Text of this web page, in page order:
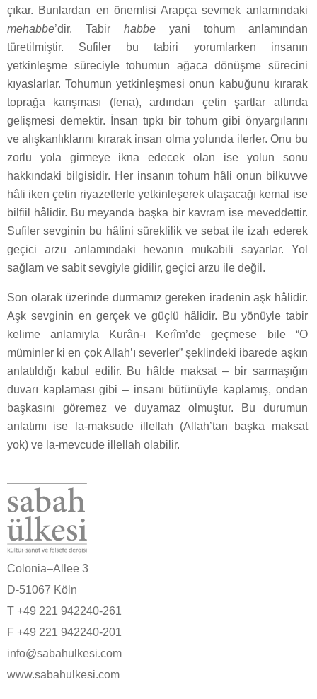
çıkar. Bunlardan en önemlisi Arapça sevmek anlamındaki
mehabbe’dir. Tabir habbeyani tohum anlamından
türetilmiştir. Sufiler bu tabiri yorumlarken insanın
yetkinleşme süreciyle tohumun ağaca dönüşme sürecini
kıyaslarlar. Tohumun yetkinleşmesi onun kabuğunu kırarak
toprağa karışması (fena), ardından çetin şartlar altında
gelişmesi demektir. İnsan tıpkı bir tohum gibi önyargılarını
ve alışkanlıklarını kırarak insan olma yolunda ilerler. Onu bu
zorlu yola girmeye ikna edecek olan ise yolun sonu
hakkındaki bilgisidir. Her insanın tohum hâli onun bilkuvve
hâli iken çetin riyazetlerle yetkinleşerek ulaşacağı kemal ise
bilfiil hâlidir. Bu meyanda başka bir kavram ise meveddettir.
Sufiler sevginin bu hâlini süreklilik ve sebat ile izah ederek
geçici arzu anlamındaki hevanın mukabili sayarlar. Yol
sağlam ve sabit sevgiyle gidilir, geçici arzu ile değil.
Son olarak üzerinde durmamız gereken iradenin aşk hâlidir.
Aşk sevginin en gerçek ve güçlü hâlidir. Bu yönüyle tabir
kelime anlamıyla Kurân-ı Kerîm’de geçmese bile “O
müminler ki en çok Allah’ı severler” şeklindeki ibarede aşkın
anlatıldığı kabul edilir. Bu hâlde maksat – bir sarmaşığın
duvarı kaplaması gibi – insanı bütünüyle kaplamış, ondan
başkasını göremez ve duyamaz olmuştur. Bu durumun
anlatımı ise la-maksude illellah (Allah’tan başka maksat
yok) ve la-mevcude illellah olabilir.
Colonia–Allee 3
D-51067 Köln
T +49 221 942240-261
F +49 221 942240-201
info@sabahulkesi.com
www.sabahulkesi.com